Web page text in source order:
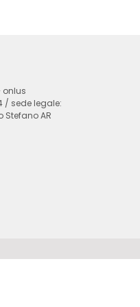
onlus
/ sede legale:
Stefano AR